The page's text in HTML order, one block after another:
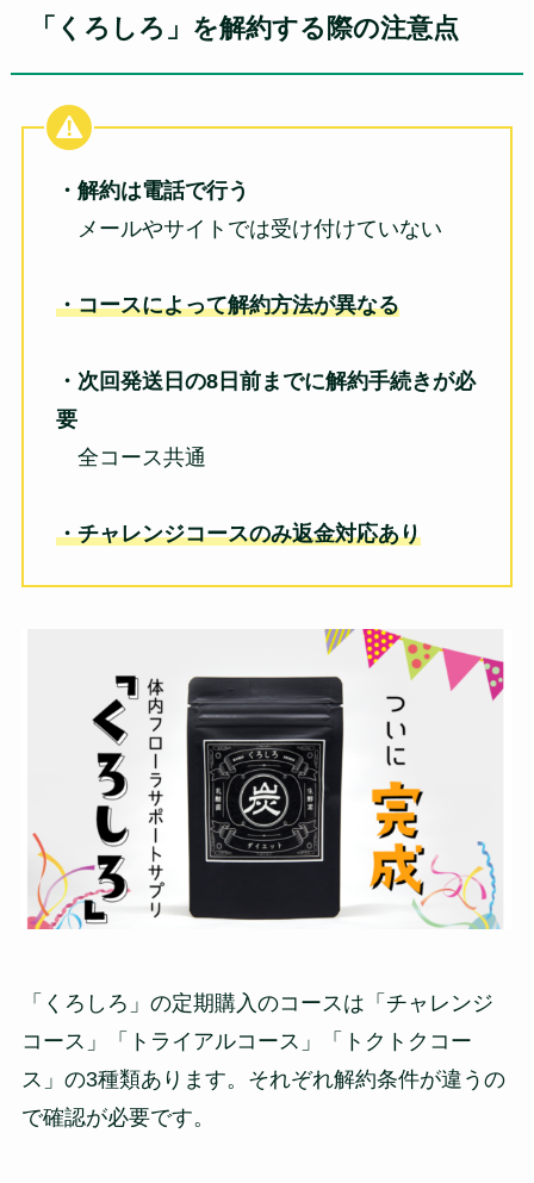
「くろしろ」を解約する際の注意点
・解約は電話で行う
メールやサイトでは受け付けていない
・コースによって解約方法が異なる
・次回発送日の8日前までに解約手続きが必
要
全コース共通
・チャレンジコースのみ返金対応あり
「くろしろ」の定期購入のコースは「チャレンジ
コース」「トライアルコース」「トクトクコー
ス」の3種類あります。それぞれ解約条件が違うの
で確認が必要です。